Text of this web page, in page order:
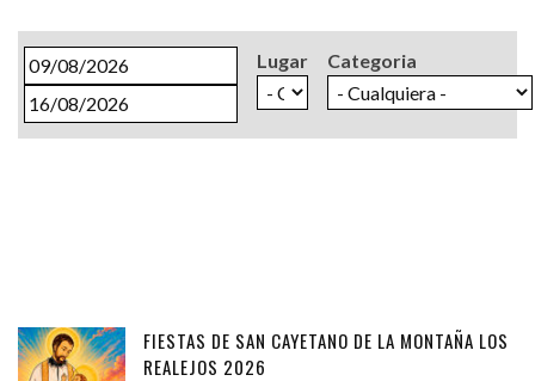
Fecha
Fecha
Lugar Categoria
FIESTAS DE SAN CAYETANO DE LA MONTAÑA LOS
REALEJOS 2026